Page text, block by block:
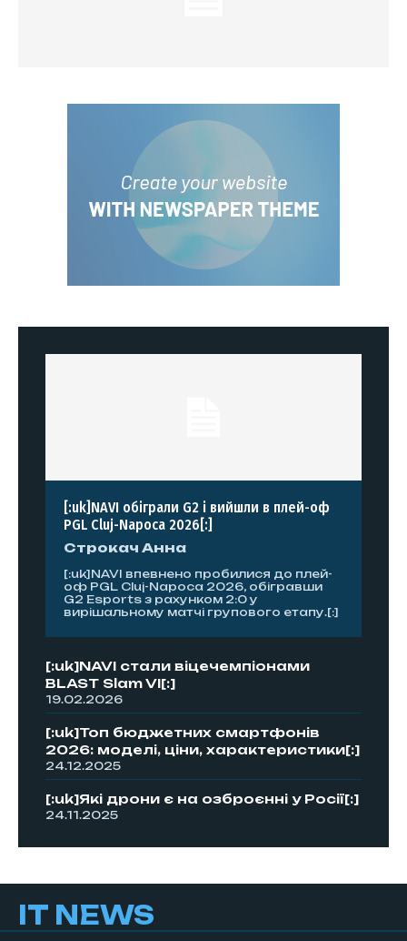
[:uk]NAVI обіграли G2 і вийшли в плей-оф
PGL Cluj-Napoca 2026[:]
Строкач Анна
[:uk]NAVI впевнено пробилися до плей-
оф PGL Cluj-Napoca 2026, обігравши
G2 Esports з рахунком 2:0 у
вирішальному матчі групового етапу.[:]
[:uk]NAVI стали віцечемпіонами
BLAST Slam VI[:]
19.02.2026
[:uk]Топ бюджетних смартфонів
2026: моделі, ціни, характеристики[:]
24.12.2025
[:uk]Які дрони є на озброєнні у Росії[:]
24.11.2025
IT NEWS